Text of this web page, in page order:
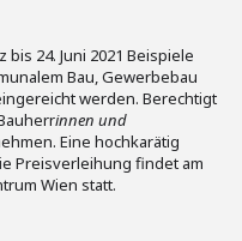
24. Juni 2021 Beispiele
Bau, Gewerbebau
werden. Berechtigt
innen und
Eine hochkarätig
Preisverleihung findet am
Wien statt.